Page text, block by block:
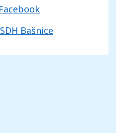
Bašnice